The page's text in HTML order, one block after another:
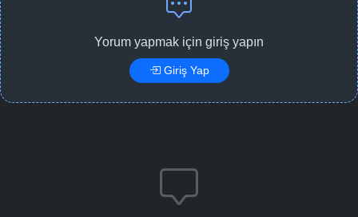
Yorum yapmak için giriş yapın
Giriş Yap